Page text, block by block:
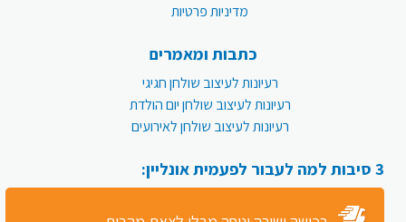
מדיניות פרטיות
כתבות ומאמרים
רעיונות לעיצוב שולחן חגיגי
רעיונות לעיצוב שולחן יום הולדת
רעיונות לעיצוב שולחן לאירועים
3 סיבות למה לעבור לפעמית אונליין: